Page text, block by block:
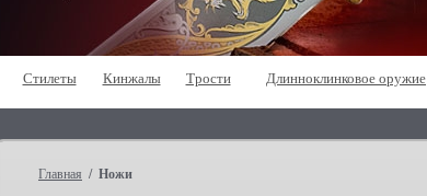
Стилеты Кинжалы Трости Длинноклинковое оружие
Главная / Ножи